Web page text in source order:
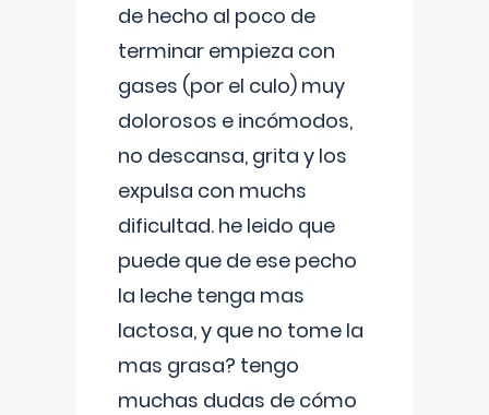
de hecho al poco de
terminar empieza con
gases (por el culo) muy
dolorosos e incómodos,
no descansa, grita y los
expulsa con muchs
dificultad. he leido que
puede que de ese pecho
la leche tenga mas
lactosa, y que no tome la
mas grasa? tengo
muchas dudas de cómo